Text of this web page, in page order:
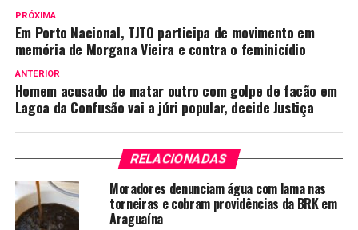
PRÓXIMA
Em Porto Nacional, TJTO participa de movimento em
memória de Morgana Vieira e contra o feminicídio
ANTERIOR
Homem acusado de matar outro com golpe de facão em
Lagoa da Confusão vai a júri popular, decide Justiça
RELACIONADAS
Moradores denunciam água com lama nas
torneiras e cobram providências da BRK em
Araguaína